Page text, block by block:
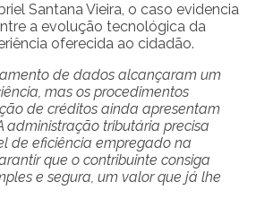
Santana Vieira, o caso evidencia
a evolução tecnológica da
oferecida ao cidadão.
de dados alcançaram um
mas os procedimentos
de créditos ainda apresentam
administração tributária precisa
de eficiência empregado na
que o contribuinte consiga
e segura, um valor que já lhe